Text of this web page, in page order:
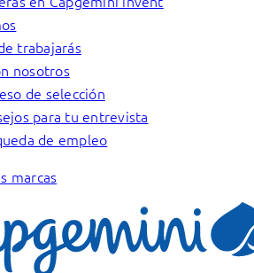
trabajarás
nosotros
de selección
para tu entrevista
de empleo
marcas